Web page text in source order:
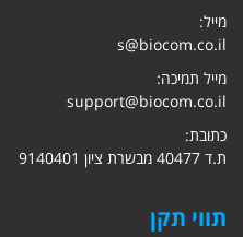
מייל:
s@biocom.co.il
מייל תמיכה:
support@biocom.co.il
כתובת:
ת.ד 40477 מבשרת ציון 9140401
תווי תקן